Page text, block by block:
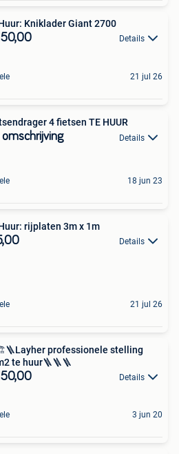
Kniklader Giant 2700
Details
21 jul 26
4 fietsen TE HUUR
omschrijving Details
18 jun 23
rijplaten 3m x 1m
Details
21 jul 26
professionele stelling
te huur🪜🪜🪜
Details
3 jun 20